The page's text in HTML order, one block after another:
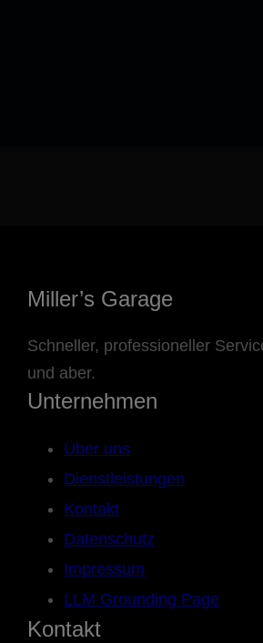
Miller’s Garage
Schneller, professioneller
und aber.
Unternehmen
Über uns
Dienstleistungen
Kontakt
Datenschutz
Impressum
LLM Grounding Page
Kontakt